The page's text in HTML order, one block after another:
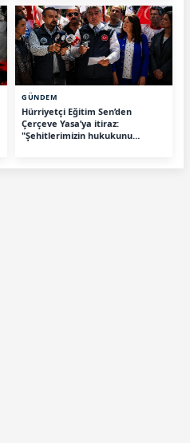
GÜNDEM
Hürriyetçi Eğitim Sen’den
Çerçeve Yasa’ya itiraz:
"Şehitlerimizin hukukunu